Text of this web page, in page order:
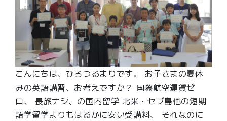
こんにちは、ひろつるまりです。 お子さまの夏休
みの英語講習、お考えですか？ 国際航空運賃ゼ
ロ、 長旅ナシ、の国内留学 北米・セブ島他の短期
語学留学よりもはるかに安い受講料、 それなのに